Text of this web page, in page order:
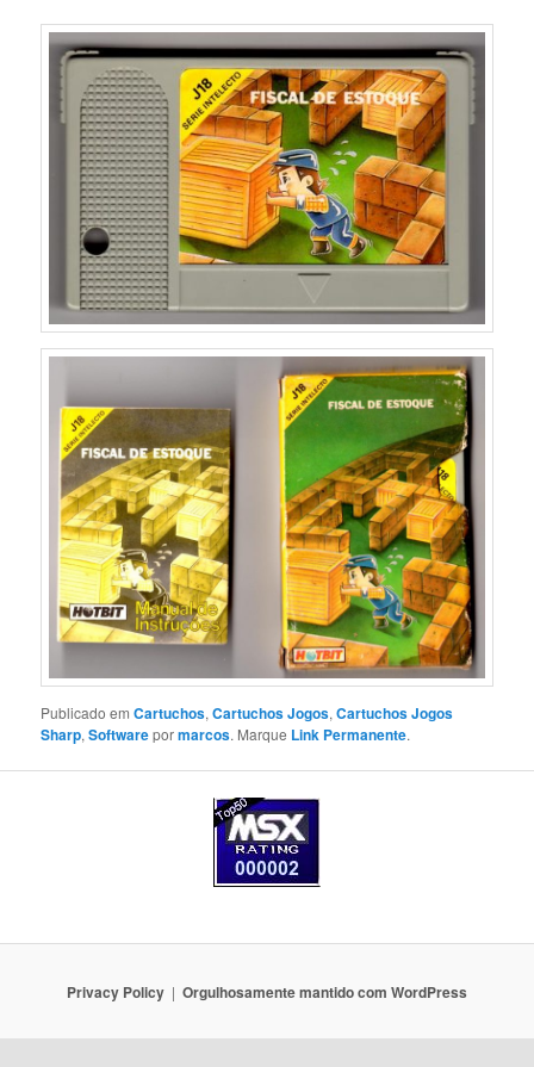
Publicado emCartuchos,Cartuchos Jogos,Cartuchos Jogos
Sharp,Softwarepormarcos. Marque Link Permanente.
Privacy Policy Orgulhosamente mantido com WordPress